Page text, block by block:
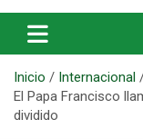
Inicio
Internacional
El Papa Francisco
dividido